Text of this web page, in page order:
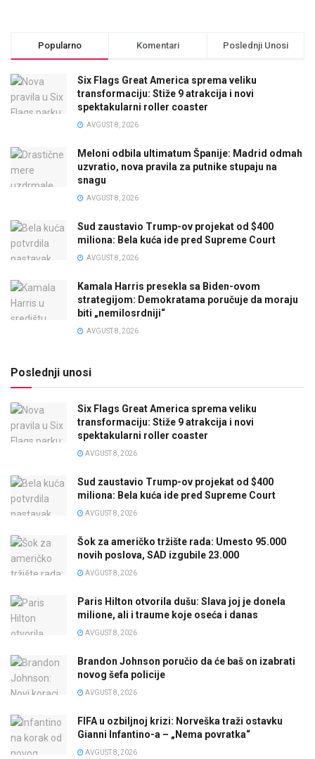
Popularno Komentari Poslednji Unosi
Six Flags Great America sprema veliku
transformaciju: Stiže 9 atrakcija i novi
spektakularni roller coaster
AVGUST 8, 2026
Meloni odbila ultimatum Španije: Madrid odmah
uzvratio, nova pravila za putnike stupaju na
snagu
AVGUST 8, 2026
Sud zaustavio Trump-ov projekat od $400
miliona: Bela kuća ide pred Supreme Court
AVGUST 8, 2026
Kamala Harris presekla sa Biden-ovom
strategijom: Demokratama poručuje da moraju
biti „nemilosrdniji“
AVGUST 8, 2026
Poslednji unosi
Six Flags Great America sprema veliku
transformaciju: Stiže 9 atrakcija i novi
spektakularni roller coaster
AVGUST 8, 2026
Sud zaustavio Trump-ov projekat od $400
miliona: Bela kuća ide pred Supreme Court
AVGUST 8, 2026
Šok za američko tržište rada: Umesto 95.000
novih poslova, SAD izgubile 23.000
AVGUST 8, 2026
Paris Hilton otvorila dušu: Slava joj je donela
milione, ali i traume koje oseća i danas
AVGUST 8, 2026
Brandon Johnson poručio da će baš on izabrati
novog šefa policije
AVGUST 8, 2026
FIFA u ozbiljnoj krizi: Norveška traži ostavku
Gianni Infantino-a – „Nema povratka“
AVGUST 8, 2026